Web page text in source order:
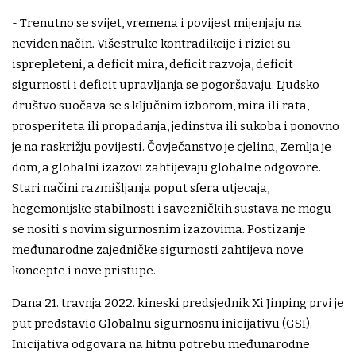
- Trenutno se svijet, vremena i povijest mijenjaju na
neviđen način. Višestruke kontradikcije i rizici su
isprepleteni, a deficit mira, deficit razvoja, deficit
sigurnosti i deficit upravljanja se pogoršavaju. Ljudsko
društvo suočava se s ključnim izborom, mira ili rata,
prosperiteta ili propadanja, jedinstva ili sukoba i ponovno
je na raskrižju povijesti. Čovječanstvo je cjelina, Zemlja je
dom, a globalni izazovi zahtijevaju globalne odgovore.
Stari načini razmišljanja poput sfera utjecaja,
hegemonijske stabilnosti i savezničkih sustava ne mogu
se nositi s novim sigurnosnim izazovima. Postizanje
međunarodne zajedničke sigurnosti zahtijeva nove
koncepte i nove pristupe.
Dana 21. travnja 2022. kineski predsjednik Xi Jinping prvi je
put predstavio Globalnu sigurnosnu inicijativu (GSI).
Inicijativa odgovara na hitnu potrebu međunarodne